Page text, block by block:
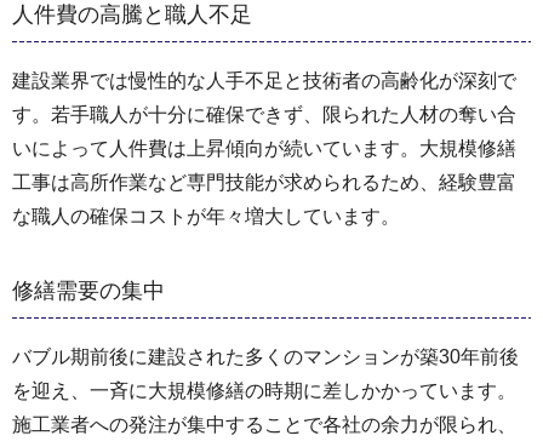
人件費の高騰と職人不足
建設業界では慢性的な人手不足と技術者の高齢化が深刻で
す。若手職人が十分に確保できず、限られた人材の奪い合
いによって人件費は上昇傾向が続いています。大規模修繕
工事は高所作業など専門技能が求められるため、経験豊富
な職人の確保コストが年々増大しています。
修繕需要の集中
バブル期前後に建設された多くのマンションが築30年前後
を迎え、一斉に大規模修繕の時期に差しかかっています。
施工業者への発注が集中することで各社の余力が限られ、